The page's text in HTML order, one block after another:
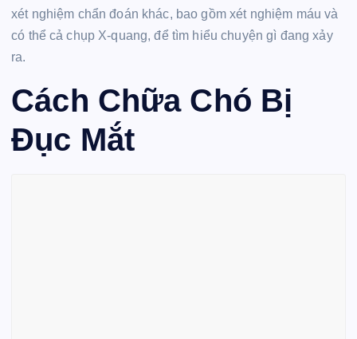
xét nghiệm chẩn đoán khác, bao gồm xét nghiệm máu và
có thể cả chụp X-quang, để tìm hiểu chuyện gì đang xảy
ra.
Cách Chữa Chó Bị
Đục Mắt